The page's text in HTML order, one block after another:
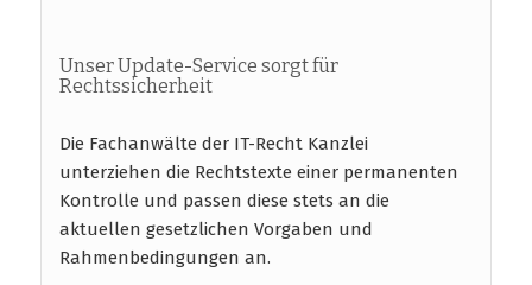
Unser Update-Service sorgt für
Rechtssicherheit
Die Fachanwälte der IT-Recht Kanzlei
unterziehen die Rechtstexte einer permanenten
Kontrolle und passen diese stets an die
aktuellen gesetzlichen Vorgaben und
Rahmenbedingungen an.